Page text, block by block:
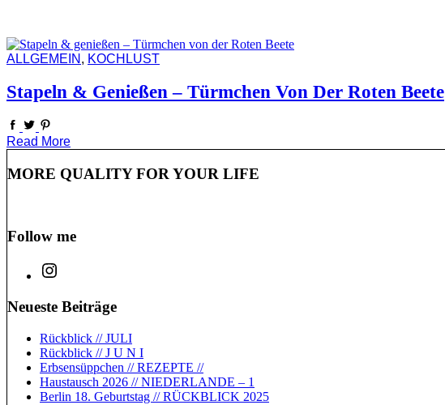
ALLGEMEIN , KOCHLUST
Stapeln & Genießen – Türmchen Von Der Roten Beete
Read More
MORE QUALITY FOR YOUR LIFE
Follow me
Neueste Beiträge
Rückblick // JULI
Rückblick // J U N I
Erbsensüppchen // REZEPTE //
Haustausch 2026 // NIEDERLANDE – 1
Berlin 18. Geburtstag // RÜCKBLICK 2025